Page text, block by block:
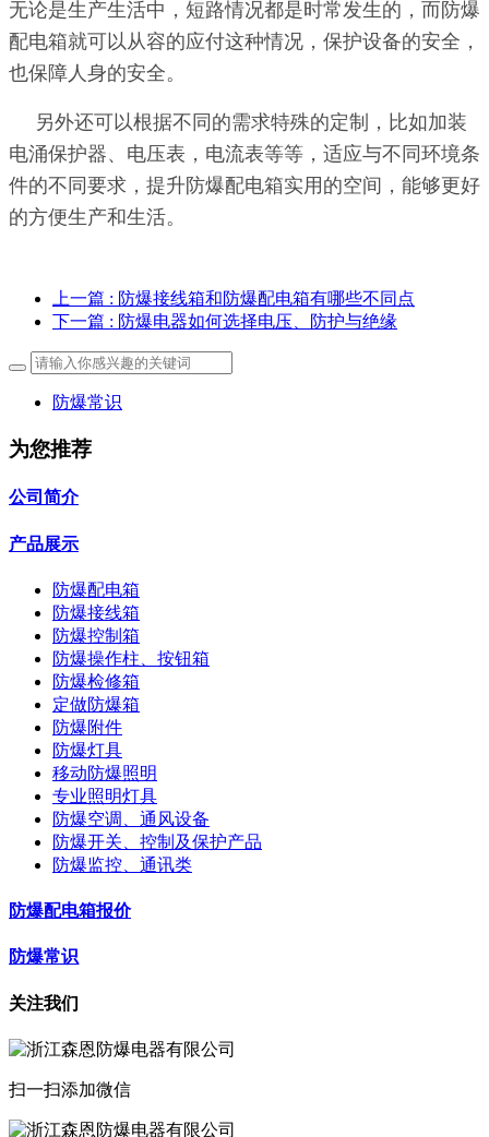
无论是生产生活中，短路情况都是时常发生的，而防爆
配电箱就可以从容的应付这种情况，保护设备的安全，
也保障人身的安全。
另外还可以根据不同的需求特殊的定制，比如加装
电涌保护器、电压表，电流表等等，适应与不同环境条
件的不同要求，提升防爆配电箱实用的空间，能够更好
的方便生产和生活。
上一篇 : 防爆接线箱和防爆配电箱有哪些不同点
下一篇 : 防爆电器如何选择电压、防护与绝缘
防爆常识
为您推荐
公司简介
产品展示
防爆配电箱
防爆接线箱
防爆控制箱
防爆操作柱、按钮箱
防爆检修箱
定做防爆箱
防爆附件
防爆灯具
移动防爆照明
专业照明灯具
防爆空调、通风设备
防爆开关、控制及保护产品
防爆监控、通讯类
防爆配电箱报价
防爆常识
关注我们
扫一扫添加微信